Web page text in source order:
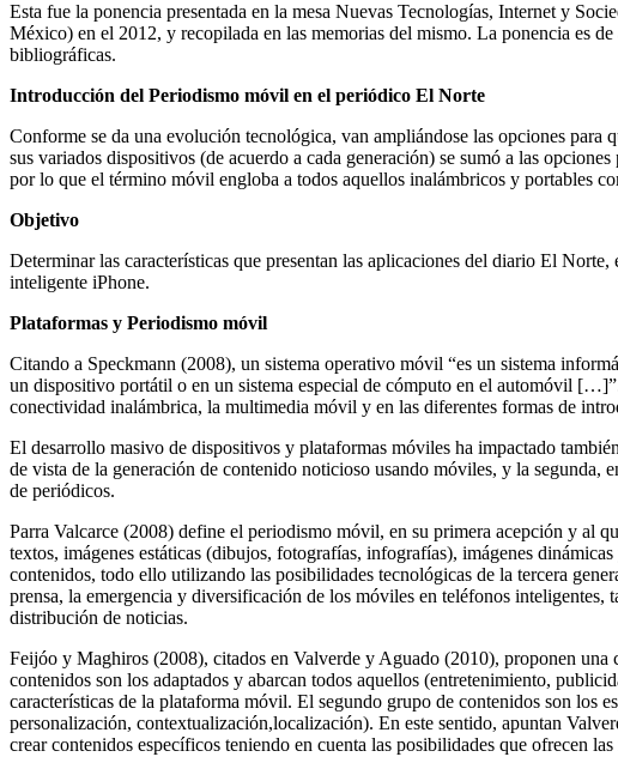
Esta fue la ponencia presentada en la mesa Nuevas Tecnologías, Internet y
México) en el 2012, y recopilada en las memorias del mismo. La ponencia es
bibliográficas.
Introducción del Periodismo móvil en el periódico El Norte
Conforme se da una evolución tecnológica, van ampliándose las opciones
sus variados dispositivos (de acuerdo a cada generación) se sumó a las
por lo que el término móvil engloba a todos aquellos inalámbricos y portables
Objetivo
Determinar las características que presentan las aplicaciones del diario El
inteligente iPhone.
Plataformas y Periodismo móvil
Citando a Speckmann (2008), un sistema operativo móvil “es un sistema
un dispositivo portátil o en un sistema especial de cómputo en el automóvil
conectividad inalámbrica, la multimedia móvil y en las diferentes formas de
El desarrollo masivo de dispositivos y plataformas móviles ha impactado
de vista de la generación de contenido noticioso usando móviles, y la
de periódicos.
Parra Valcarce (2008) define el periodismo móvil, en su primera acepción y al
textos, imágenes estáticas (dibujos, fotografías, infografías), imágenes
contenidos, todo ello utilizando las posibilidades tecnológicas de la tercera
prensa, la emergencia y diversificación de los móviles en teléfonos
distribución de noticias.
Feijóo y Maghiros (2008), citados en Valverde y Aguado (2010), proponen una
contenidos son los adaptados y abarcan todos aquellos (entretenimiento,
características de la plataforma móvil. El segundo grupo de contenidos son los
personalización, contextualización,localización). En este sentido, apuntan
crear contenidos específicos teniendo en cuenta las posibilidades que ofrecen